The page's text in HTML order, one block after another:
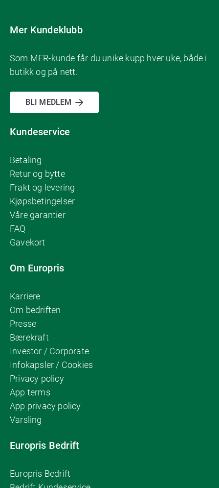
Mer Kundeklubb
Som MER-kunde får du unike kupp hver uke, både i
butikk og på nett.
BLI MEDLEM
Kundeservice
Betaling
Retur og bytte
Frakt og levering
Kjøpsbetingelser
Våre garantier
FAQ
Gavekort
Om Europris
Karriere
Om bedriften
Presse
Bærekraft
Investor / Corporate
Infokapsler / Cookies
Privacy policy
App terms
App privacy policy
Varsling
Europris Bedrift
Europris Bedrift